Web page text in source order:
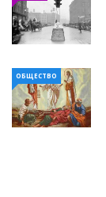
ОБЩЕСТВО